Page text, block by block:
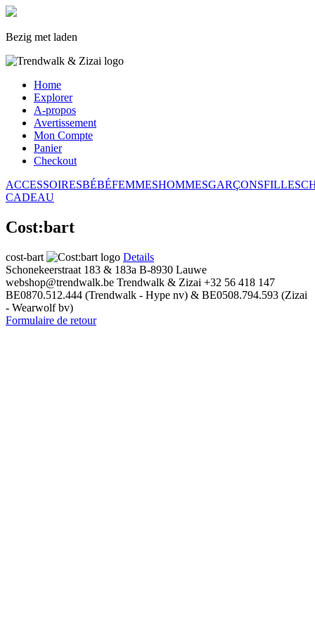
Bezig met laden
Home
Explorer
A-propos
Avertissement
Mon Compte
Panier
Checkout
ACCESSOIRESBÉBÉFEMMESHOMMESGARÇONSFILLES
CADEAU
Cost:bart
cost-bart
Details
Schonekeerstraat 183 & 183a B-8930 Lauwe
webshop@trendwalk.be Trendwalk & Zizai +32 56 418 147
BE0870.512.444 (Trendwalk - Hype nv) & BE0508.794.593 (Zizai
- Wearwolf bv)
Formulaire de retour